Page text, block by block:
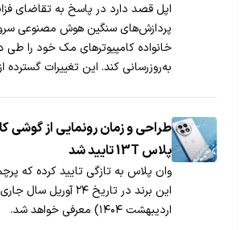
اپل قصد دارد در پاسخ به تقاضای
پردازش‌های سنگین هوش مصنوعی
خانواده کامپیوترهای مک خود را طی
به‌روزرسانی کند. این تغییرات گسترده
پردازنده‌های خانواده M7 ختم خواهد شد.
طراحی و زمان رونمایی از گوشی
پلاس 13T تایید شد
وان پلاس به تازگی تایید کرده که
اردیبهشت ۱۴۰۴) معرفی خواهد شد.